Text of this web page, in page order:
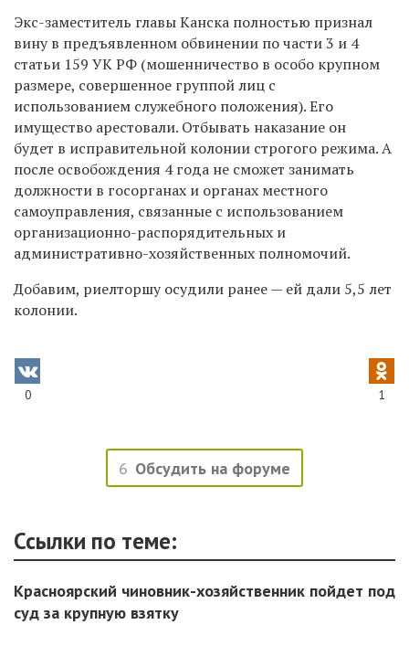
Экс-заместитель главы Канска полностью признал
вину в предъявленном обвинении по части 3 и 4
статьи 159 УК РФ (мошенничество в особо крупном
размере, совершенное группой лиц с
использованием служебного положения). Его
имущество арестовали. Отбывать наказание он
будет в исправительной колонии строгого режима. А
после освобождения 4 года не сможет занимать
должности в госорганах и органах местного
самоуправления, связанные с использованием
организационно-распорядительных и
административно-хозяйственных полномочий.
Добавим, риелторшу осудили ранее — ей дали 5,5 лет
колонии.
0 1
6 Обсудить на форуме
Ссылки по теме:
Красноярский чиновник-хозяйственник пойдет под
суд за крупную взятку